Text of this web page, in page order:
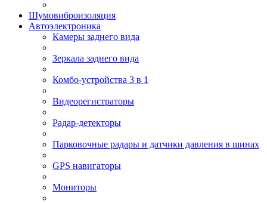
Шумовиброизоляция
Автоэлектроника
Камеры заднего вида
Зеркала заднего вида
Комбо-устройства 3 в 1
Видеорегистраторы
Радар-детекторы
Парковочные радары и датчики давления в шинах
GPS навигаторы
Мониторы